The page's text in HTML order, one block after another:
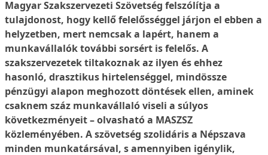
Magyar Szakszervezeti Szövetség felszólítja a
tulajdonost, hogy kellő felelősséggel járjon el ebben a
helyzetben, mert nemcsak a lapért, hanem a
munkavállalók további sorsért is felelős. A
szakszervezetek tiltakoznak az ilyen és ehhez
hasonló, drasztikus hirtelenséggel, mindössze
pénzügyi alapon meghozott döntések ellen, aminek
csaknem száz munkavállaló viseli a súlyos
következményeit – olvasható a MASZSZ
közleményében. A szövetség szolidáris a Népszava
minden munkatársával, s amennyiben igénylik,